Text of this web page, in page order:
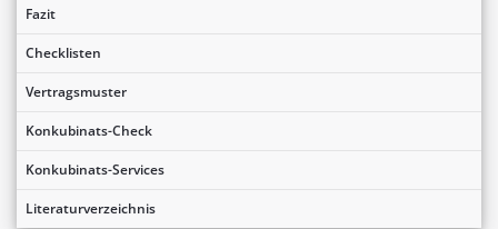
Fazit
Checklisten
Vertragsmuster
Konkubinats-Check
Konkubinats-Services
Literaturverzeichnis